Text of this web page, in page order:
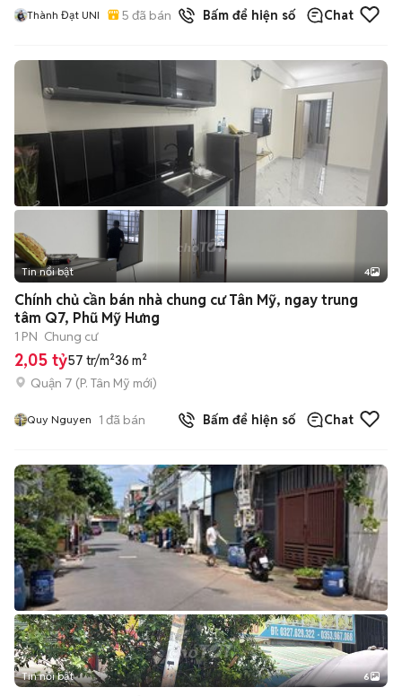
Thành Đạt UNI 5 đã bán Bấm để hiện số Chat
Tin nổi bật 4
Chính chủ cần bán nhà chung cư Tân Mỹ, ngay trung
tâm Q7, Phũ Mỹ Hưng
1 PN Chung cư
2,05 tỷ57 tr/m²36 m²
Quận 7 (P. Tân Mỹ mới)
Quy Nguyen 1 đã bán Bấm để hiện số Chat
+2
Tin nổi bật 6